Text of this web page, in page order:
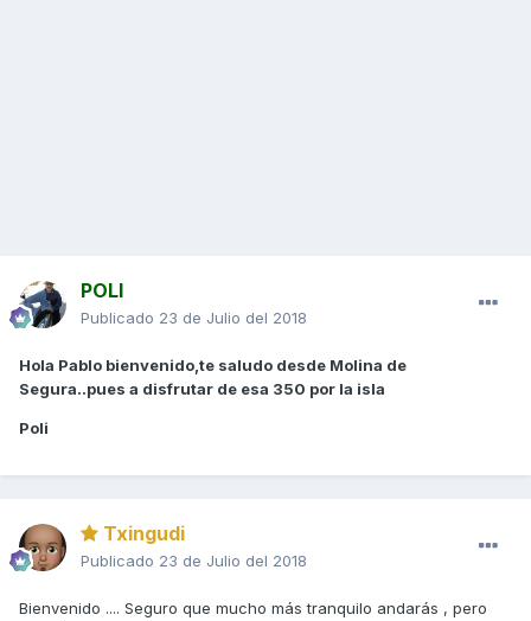
POLI
Publicado 23 de Julio del 2018
Hola Pablo bienvenido,te saludo desde Molina de
Segura..pues a disfrutar de esa 350 por la isla
Poli
Txingudi
Publicado 23 de Julio del 2018
Bienvenido .... Seguro que mucho más tranquilo andarás , pero